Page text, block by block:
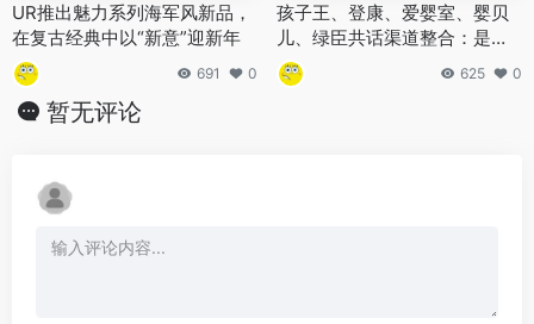
UR推出魅力系列海军风新品，
在复古经典中以“新意”迎新年
691 0
孩子王、登康、爱婴室、婴贝
儿、绿臣共话渠道整合：是无
计可施还是大势所趋？ 625 0
暂无评论